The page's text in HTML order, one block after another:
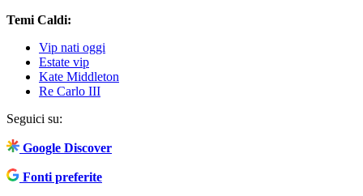
Temi Caldi:
Vip nati oggi
Estate vip
Kate Middleton
Re Carlo III
Seguici su:
Google Discover
Fonti preferite